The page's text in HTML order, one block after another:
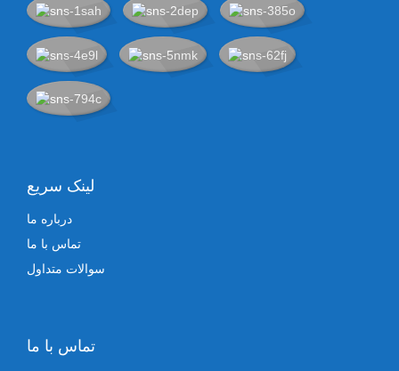
لینک سریع
درباره ما
تماس با ما
سوالات متداول
تماس با ما